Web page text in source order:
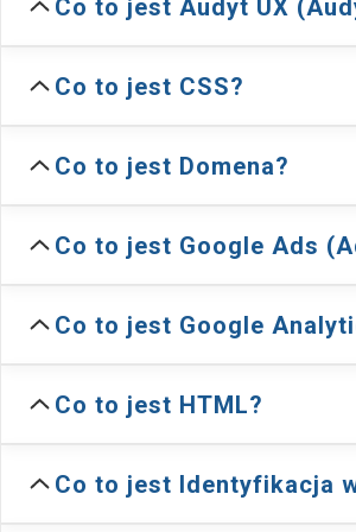
Co to jest Audyt UX
Co to jest CSS?
Co to jest Domena?
Co to jest Google Ads
Co to jest Google
Co to jest HTML?
Co to jest Identyfikacja